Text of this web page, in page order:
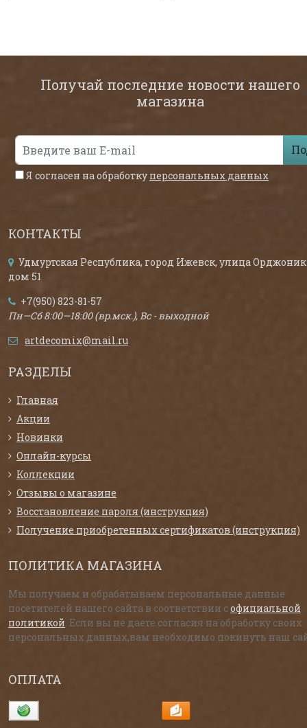
Получай последние новости нашего
магазина
Я согласен на обработку персональных данных
КОНТАКТЫ
Удмуртская Республика, город Ижевск, улица
дом 51
+7(950) 823-81-57
Пн—Сб 8:00—18:00 (вр.мск.), Вс - выходной
artdecomix@mail.ru
РАЗДЕЛЫ
Главная
Акции
Новинки
Онлайн-курсы
Коллекции
Отзывы о магазине
Восстановление пароля (инструкция)
Получение приобретенных сертификатов (инструкция)
ПОЛИТИКА МАГАЗИНА
Мы получаем и обрабатываем персональные данные
посетителей нашего сайта в соответствии софициальной
политикой . Если вы не даете согласия на обработку своих
персональных данных,вам необходимо покинуть наш
ОПЛАТА